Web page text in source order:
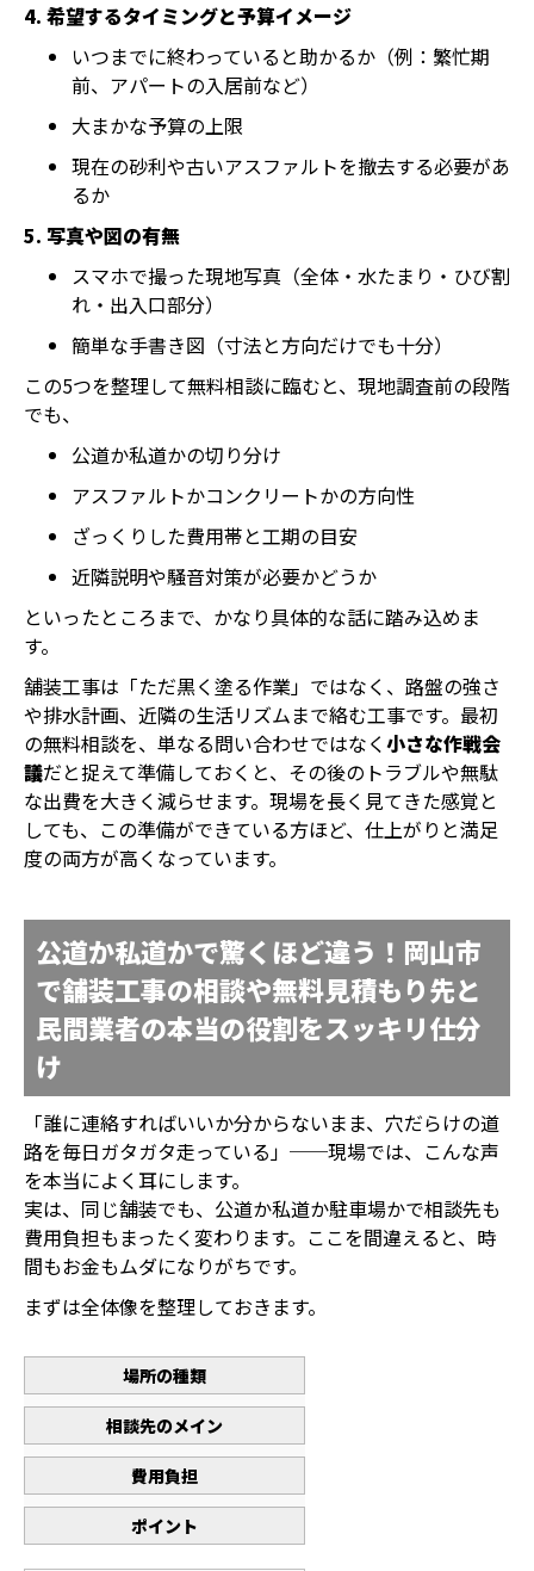
4. 希望するタイミングと予算イメージ
いつまでに終わっていると助かるか（例：繁忙期
前、アパートの入居前など）
大まかな予算の上限
現在の砂利や古いアスファルトを撤去する必要があ
るか
5. 写真や図の有無
スマホで撮った現地写真（全体・水たまり・ひび割
れ・出入口部分）
簡単な手書き図（寸法と方向だけでも十分）
この5つを整理して無料相談に臨むと、現地調査前の段階
でも、
公道か私道かの切り分け
アスファルトかコンクリートかの方向性
ざっくりした費用帯と工期の目安
近隣説明や騒音対策が必要かどうか
といったところまで、かなり具体的な話に踏み込めま
す。
舗装工事は「ただ黒く塗る作業」ではなく、路盤の強さ
や排水計画、近隣の生活リズムまで絡む工事です。最初
の無料相談を、単なる問い合わせではなく小さな作戦会
議だと捉えて準備しておくと、その後のトラブルや無駄
な出費を大きく減らせます。現場を長く見てきた感覚と
しても、この準備ができている方ほど、仕上がりと満足
度の両方が高くなっています。
公道か私道かで驚くほど違う！岡山市
で舗装工事の相談や無料見積もり先と
民間業者の本当の役割をスッキリ仕分
け
「誰に連絡すればいいか分からないまま、穴だらけの道
路を毎日ガタガタ走っている」──現場では、こんな声
を本当によく耳にします。
実は、同じ舗装でも、公道か私道か駐車場かで相談先も
費用負担もまったく変わります。ここを間違えると、時
間もお金もムダになりがちです。
まずは全体像を整理しておきます。
場所の種類
相談先のメイン
費用負担
ポイント